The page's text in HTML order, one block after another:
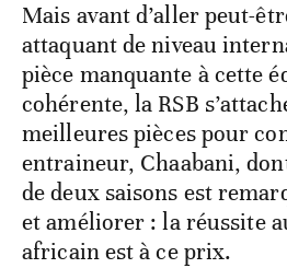
Mais avant d’aller peut-
attaquant de niveau
pièce manquante à cette
cohérente, la RSB
meilleures pièces pour
entraineur, Chaabani,
de deux saisons est
et améliorer : la réussite
africain est à ce prix.